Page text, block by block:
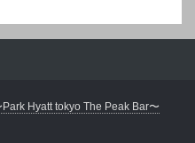
Hyatt tokyo The Peak Bar〜